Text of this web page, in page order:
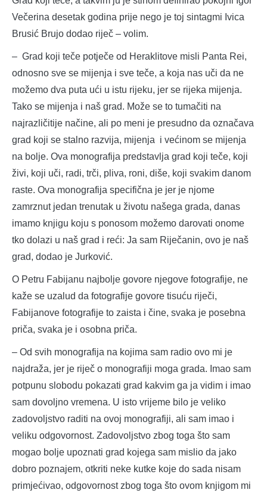
Večerina desetak godina prije nego je toj sintagmi Ivica
Brusić Brujo dodao riječ – volim.
– Grad koji teče potječe od Heraklitove misli Panta Rei,
odnosno sve se mijenja i sve teče, a koja nas uči da ne
možemo dva puta ući u istu rijeku, jer se rijeka mijenja.
Tako se mijenja i naš grad. Može se to tumačiti na
najrazličitije načine, ali po meni je presudno da označava
grad koji se stalno razvija, mijenja i većinom se mijenja
na bolje. Ova monografija predstavlja grad koji teče, koji
živi, koji uči, radi, trči, pliva, roni, diše, koji svakim danom
raste. Ova monografija specifična je jer je njome
zamrznut jedan trenutak u životu našega grada, danas
imamo knjigu koju s ponosom možemo darovati onome
tko dolazi u naš grad i reći: Ja sam Riječanin, ovo je naš
grad, dodao je Jurković.
O Petru Fabijanu najbolje govore njegove fotografije, ne
kaže se uzalud da fotografije govore tisuću riječi,
Fabijanove fotografije to zaista i čine, svaka je posebna
priča, svaka je i osobna priča.
– Od svih monografija na kojima sam radio ovo mi je
najdraža, jer je riječ o monografiji moga grada. Imao sam
potpunu slobodu pokazati grad kakvim ga ja vidim i imao
sam dovoljno vremena. U isto vrijeme bilo je veliko
zadovoljstvo raditi na ovoj monografiji, ali sam imao i
veliku odgovornost. Zadovoljstvo zbog toga što sam
mogao bolje upoznati grad kojega sam mislio da jako
dobro poznajem, otkriti neke kutke koje do sada nisam
primjećivao, odgovornost zbog toga što ovom knjigom mi